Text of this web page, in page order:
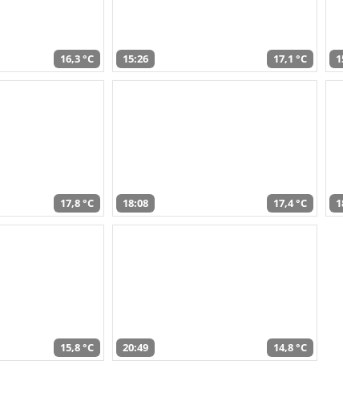
16,3 °C 15:26 17,1 °C
17,8 °C 18:08 17,4 °C
15,8 °C 20:49 14,8 °C